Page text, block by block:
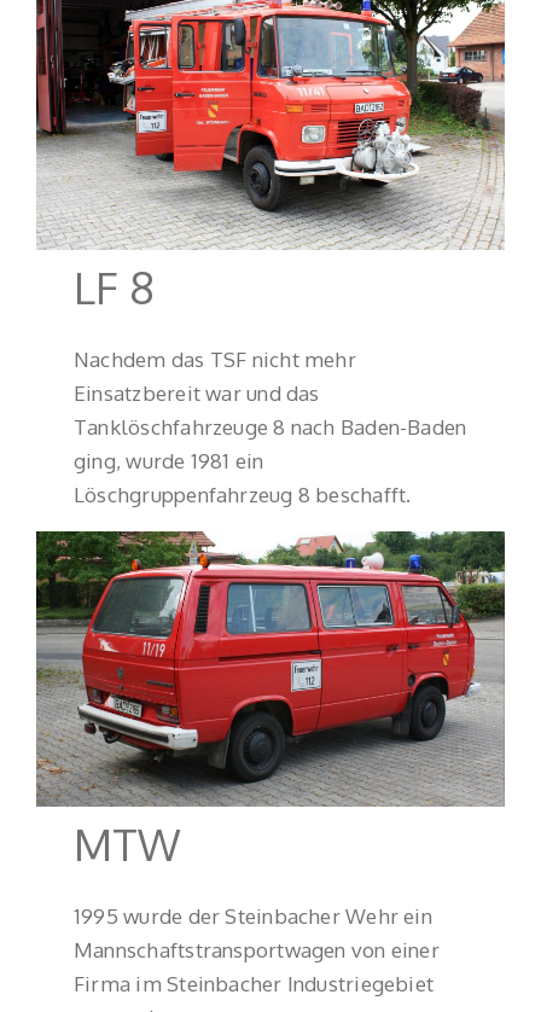
LF 8
Nachdem das TSF nicht mehr
Einsatzbereit war und das
Tanklöschfahrzeuge 8 nach Baden-Baden
ging, wurde 1981 ein
Löschgruppenfahrzeug 8 beschafft.
MTW
1995 wurde der Steinbacher Wehr ein
Mannschaftstransportwagen von einer
Firma im Steinbacher Industriegebiet